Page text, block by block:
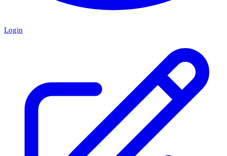
Login